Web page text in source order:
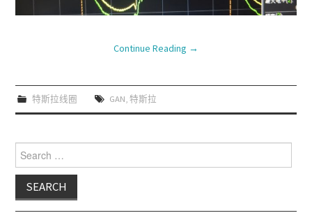
Continue Reading →
特斯拉线圈 GAN 特斯拉
Search for: